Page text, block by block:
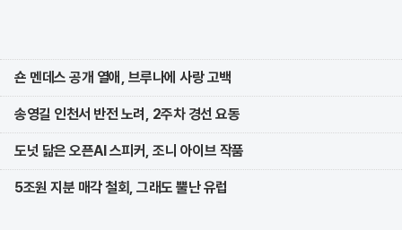
숀 멘데스 공개 열애, 브루나에 사랑 고백
송영길 인천서 반전 노려, 2주차 경선 요동
도넛 닮은 오픈AI 스피커, 조니 아이브 작품
5조원 지분 매각 철회, 그래도 뿔난 유럽